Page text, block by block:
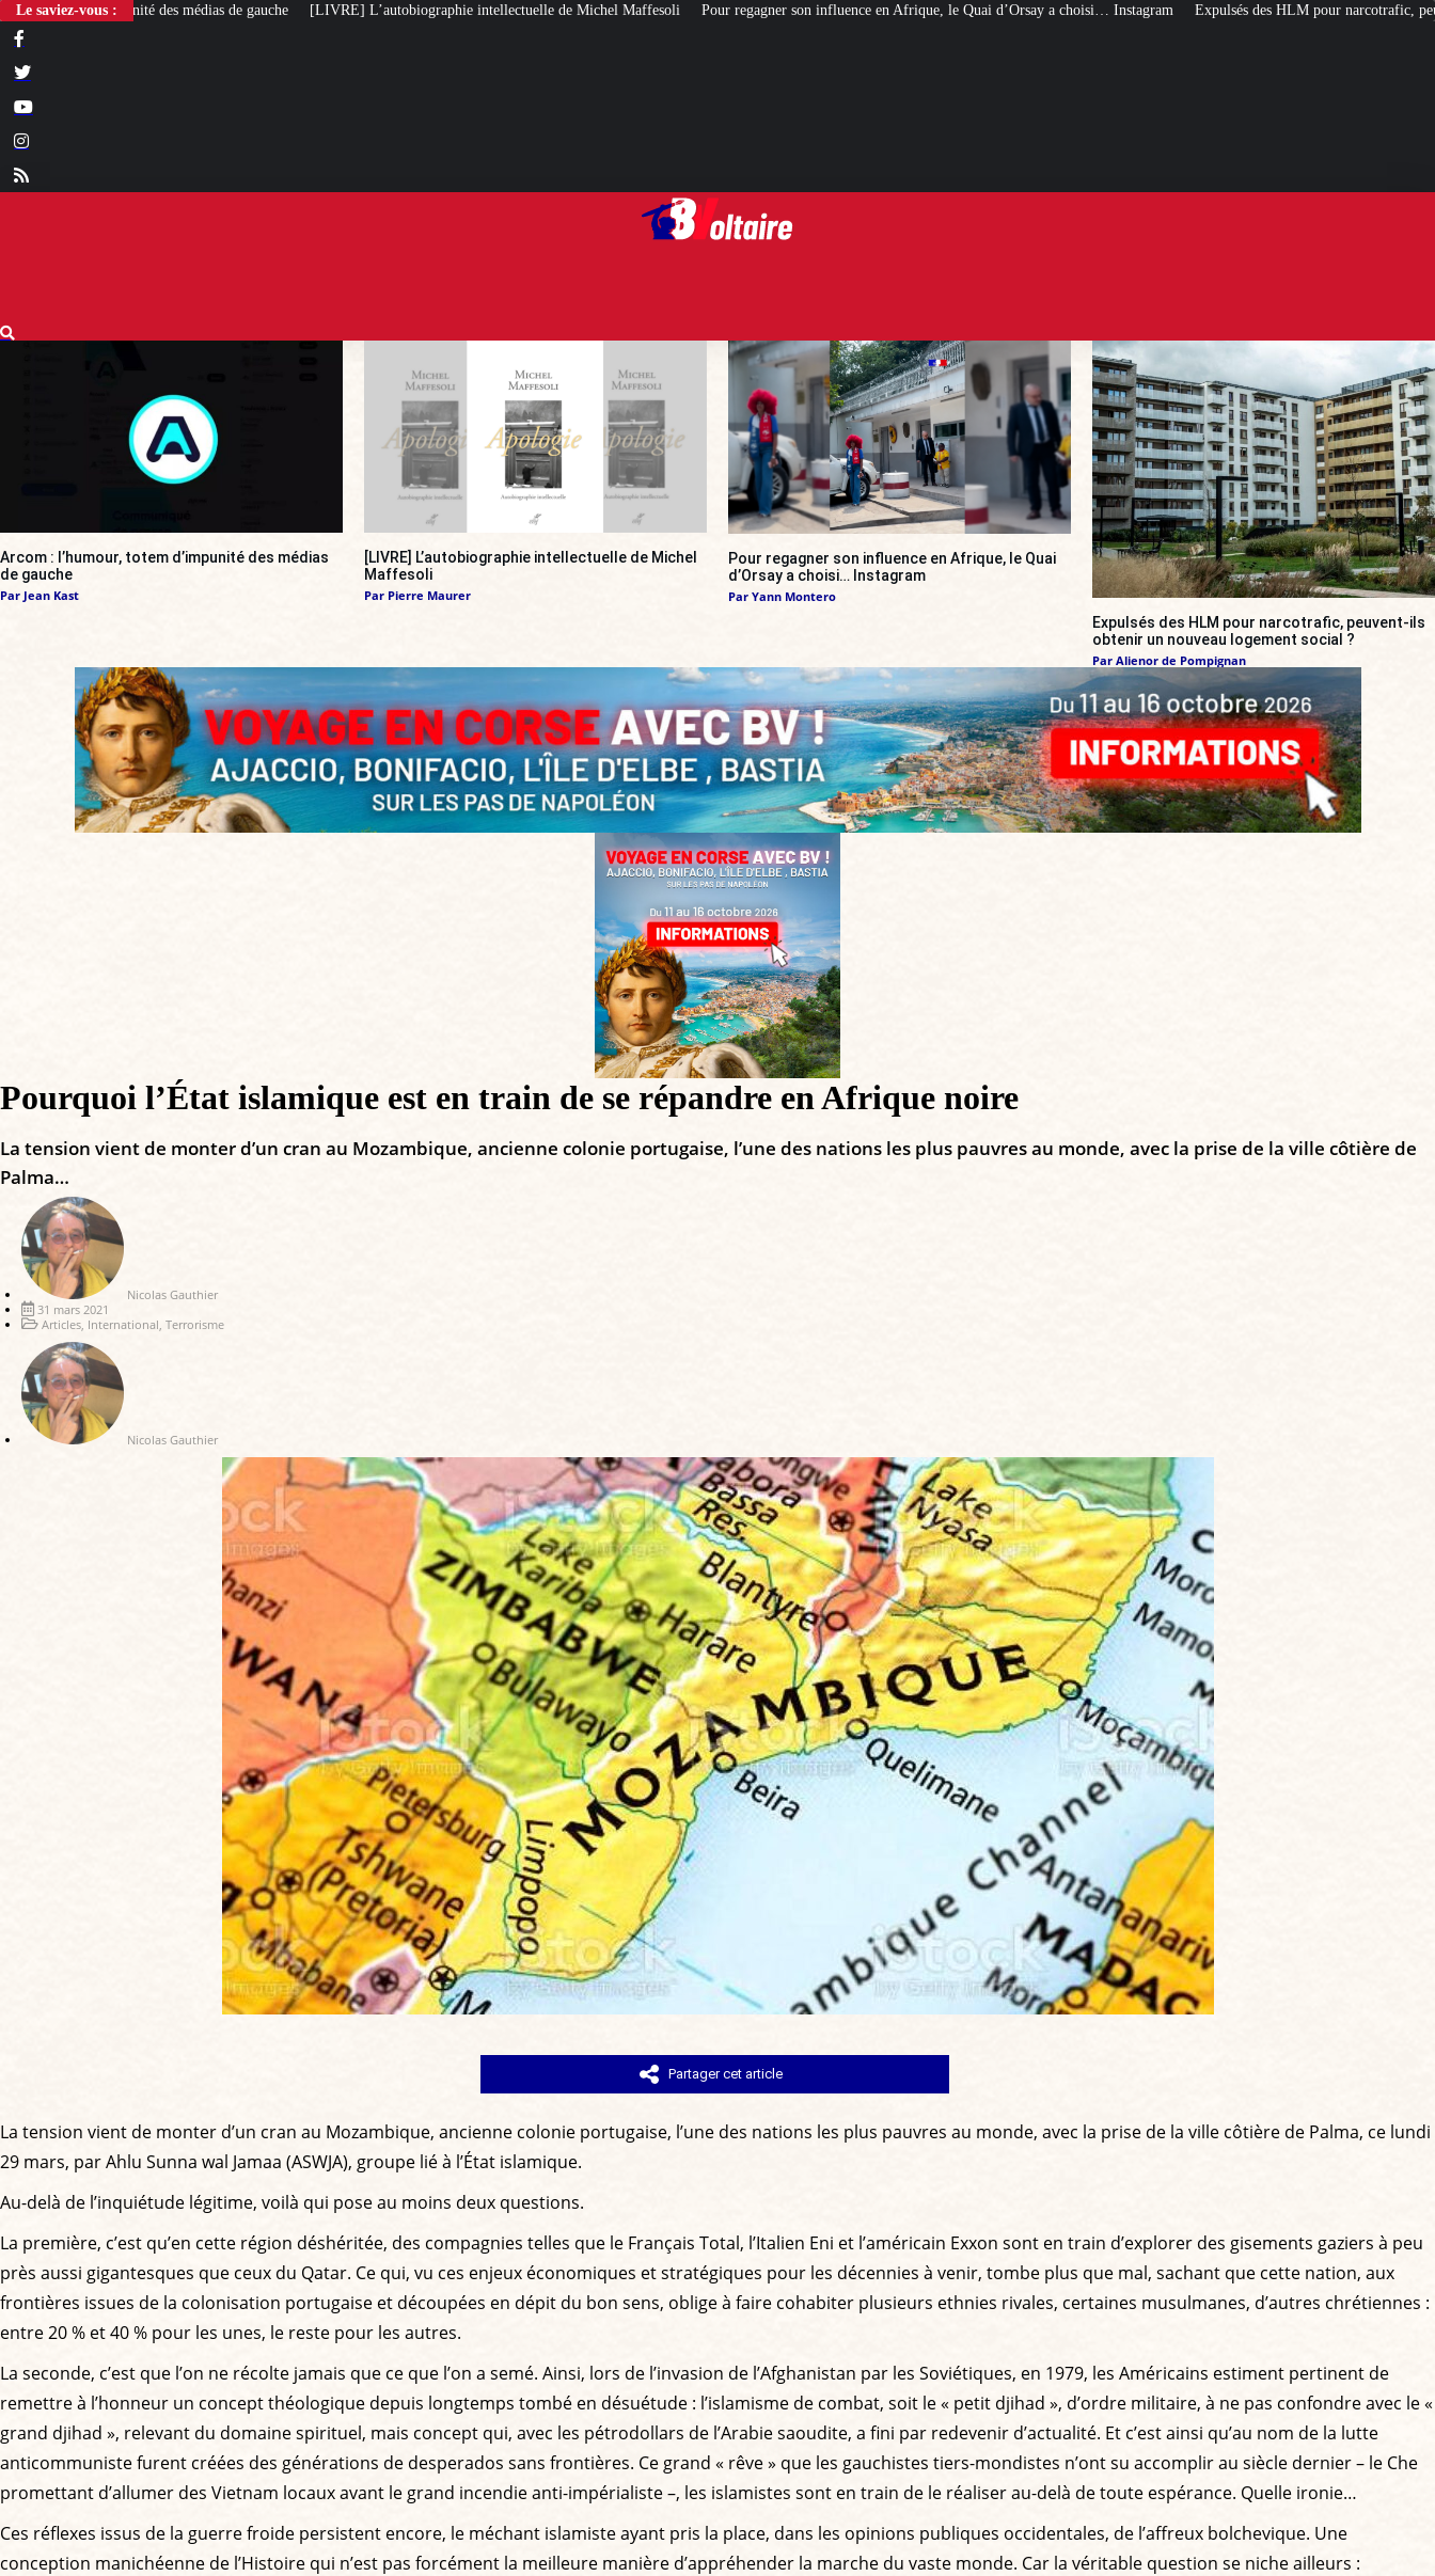
Le saviez-vous : [LIVRE] L’autobiographie intellectuelle de Michel Maffesoli Pour regagner son influence en Afrique, le Quai d’Orsay a choisi… Instagram Expulsés des HLM pour narcotrafic, peuvent-ils obtenir un
Arcom : l’humour, totem d’impunité des médias
de gauche
Par Jean Kast
[LIVRE] L’autobiographie intellectuelle de Michel
Maffesoli
Par Pierre Maurer
Pour regagner son influence en Afrique, le Quai
d’Orsay a choisi… Instagram
Par Yann Montero
Expulsés des HLM pour narcotrafic, peuvent-ils
obtenir un nouveau logement social ?
Par Alienor de Pompignan
Pourquoi l’État islamique est en train de se répandre en Afrique noire
La tension vient de monter d’un cran au Mozambique, ancienne colonie portugaise, l’une des nations les plus pauvres au monde, avec la prise de la ville côtière de
Palma…
Nicolas Gauthier
31 mars 2021
Articles International Terrorisme
Nicolas Gauthier
Partager cet article
La tension vient de monter d’un cran au Mozambique, ancienne colonie portugaise, l’une des nations les plus pauvres au monde, avec la prise de la ville côtière de Palma, ce lundi
29 mars, par Ahlu Sunna wal Jamaa (ASWJA), groupe lié à l’État islamique.
Au-delà de l’inquiétude légitime, voilà qui pose au moins deux questions.
La première, c’est qu’en cette région déshéritée, des compagnies telles que le Français Total, l’Italien Eni et l’américain Exxon sont en train d’explorer des gisements gaziers à peu
près aussi gigantesques que ceux du Qatar. Ce qui, vu ces enjeux économiques et stratégiques pour les décennies à venir, tombe plus que mal, sachant que cette nation, aux
frontières issues de la colonisation portugaise et découpées en dépit du bon sens, oblige à faire cohabiter plusieurs ethnies rivales, certaines musulmanes, d’autres chrétiennes :
entre 20 % et 40 % pour les unes, le reste pour les autres.
La seconde, c’est que l’on ne récolte jamais que ce que l’on a semé. Ainsi, lors de l’invasion de l’Afghanistan par les Soviétiques, en 1979, les Américains estiment pertinent de
remettre à l’honneur un concept théologique depuis longtemps tombé en désuétude : l’islamisme de combat, soit le « petit djihad », d’ordre militaire, à ne pas confondre avec le «
grand djihad », relevant du domaine spirituel, mais concept qui, avec les pétrodollars de l’Arabie saoudite, a fini par redevenir d’actualité. Et c’est ainsi qu’au nom de la lutte
anticommuniste furent créées des générations de desperados sans frontières. Ce grand « rêve » que les gauchistes tiers-mondistes n’ont su accomplir au siècle dernier – le Che
promettant d’allumer des Vietnam locaux avant le grand incendie anti-impérialiste –, les islamistes sont en train de le réaliser au-delà de toute espérance. Quelle ironie…
Ces réflexes issus de la guerre froide persistent encore, le méchant islamiste ayant pris la place, dans les opinions publiques occidentales, de l’affreux bolchevique. Une
conception manichéenne de l’Histoire qui n’est pas forcément la meilleure manière d’appréhender la marche du vaste monde. Car la véritable question se niche ailleurs :